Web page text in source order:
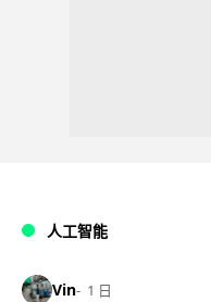
人工智能
Vin 1 日